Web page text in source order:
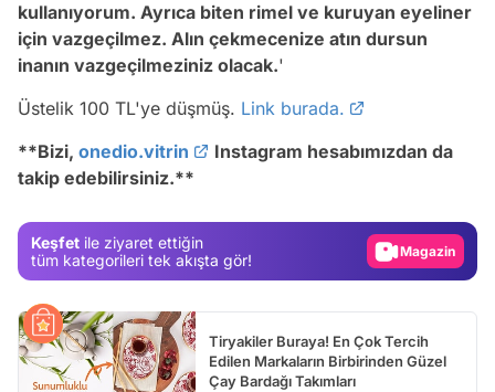
kullanıyorum. Ayrıca biten rimel ve kuruyan eyeliner
için vazgeçilmez. Alın çekmecenize atın dursun
inanın vazgeçilmeziniz olacak.'
Üstelik 100 TL'ye düşmüş. Link burada.
**Bizi, onedio.vitrin
Instagram hesabımızdan da
takip edebilirsiniz.**
Keşfet ile ziyaret ettiğin
tüm kategorileri tek akışta gör!
Test
Video
Tiryakiler Buraya! En Çok Tercih
Edilen Markaların Birbirinden Güzel
Çay Bardağı Takımları